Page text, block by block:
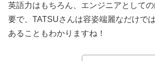
英語力はもちろん、エンジニアとして
要で、TATSUさんは容姿端麗なだけで
あることもわかりますね！